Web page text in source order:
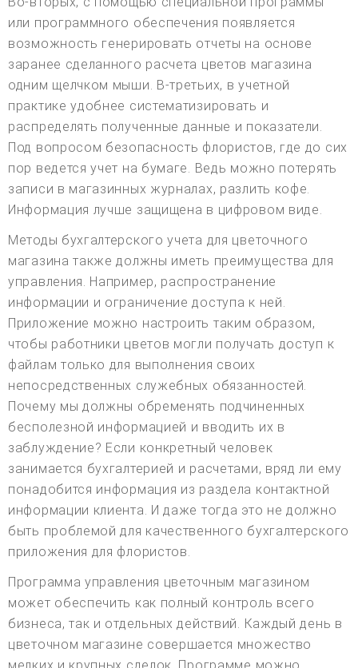
или программного обеспечения появляется
возможность генерировать отчеты на основе
заранее сделанного расчета цветов магазина
одним щелчком мыши. В-третьих, в учетной
практике удобнее систематизировать и
распределять полученные данные и показатели.
Под вопросом безопасность флористов, где до сих
пор ведется учет на бумаге. Ведь можно потерять
записи в магазинных журналах, разлить кофе.
Информация лучше защищена в цифровом виде.
Методы бухгалтерского учета для цветочного
магазина также должны иметь преимущества для
управления. Например, распространение
информации и ограничение доступа к ней.
Приложение можно настроить таким образом,
чтобы работники цветов могли получать доступ к
файлам только для выполнения своих
непосредственных служебных обязанностей.
Почему мы должны обременять подчиненных
бесполезной информацией и вводить их в
заблуждение? Если конкретный человек
занимается бухгалтерией и расчетами, вряд ли ему
понадобится информация из раздела контактной
информации клиента. И даже тогда это не должно
быть проблемой для качественного бухгалтерского
приложения для флористов.
Программа управления цветочным магазином
может обеспечить как полный контроль всего
бизнеса, так и отдельных действий. Каждый день в
цветочном магазине совершается множество